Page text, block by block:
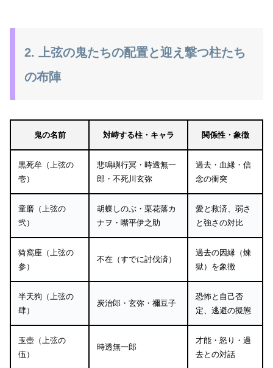
2. 上弦の鬼たちの配置と迎え撃つ柱たち
の布陣
鬼の名前 対峙する柱・キャラ 関係性・象徴
黒死牟（上弦の
壱）
悲鳴嶼行冥・時透無一
郎・不死川玄弥
過去・血縁・信
念の衝突
童磨（上弦の
弐）
胡蝶しのぶ・栗花落カ
ナヲ・嘴平伊之助
愛と救済、弱さ
と強さの対比
猗窩座（上弦の
参）
不在（すでに討伐済）
過去の因縁（煉
獄）を象徴
半天狗（上弦の
肆）
炭治郎・玄弥・禰豆子
恐怖と自己否
定、逃避の擬態
玉壺（上弦の
伍）
時透無一郎
才能・怒り・過
去との対話